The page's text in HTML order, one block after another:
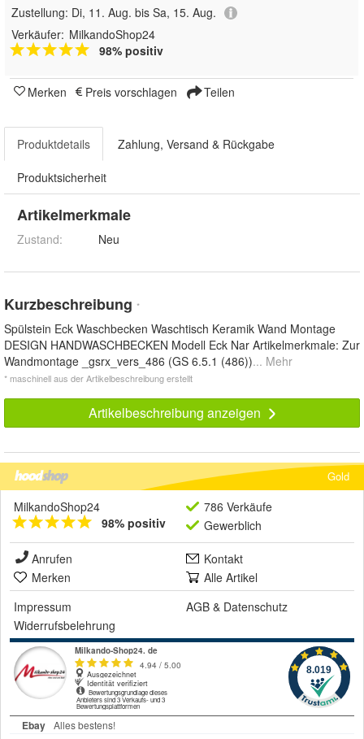
Zustellung: Di, 11. Aug. bis Sa, 15. Aug.
Verkäufer: MilkandoShop24
98% positiv
Merken Preis vorschlagen Teilen
Produktdetails Zahlung, Versand & Rückgabe
Produktsicherheit
Artikelmerkmale
Zustand: Neu
Kurzbeschreibung *
Spülstein Eck Waschbecken Waschtisch Keramik Wand Montage
DESIGN HANDWASCHBECKEN Modell Eck Nar Artikelmerkmale: Zur
Wandmontage _gsrx_vers_486 (GS 6.5.1 (486))... Mehr
* maschinell aus der Artikelbeschreibung erstellt
Artikelbeschreibung anzeigen
Gold
MilkandoShop24
98% positiv
786 Verkäufe
Gewerblich
Anrufen
Kontakt
Merken
Alle Artikel
Impressum
AGB & Datenschutz
Widerrufsbelehrung